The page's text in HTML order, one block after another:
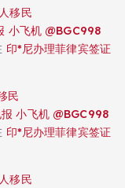
移民
小飞机 @BGC998
印*尼办理菲律宾签证
民
小飞机 @BGC998
印*尼办理菲律宾签证
移民